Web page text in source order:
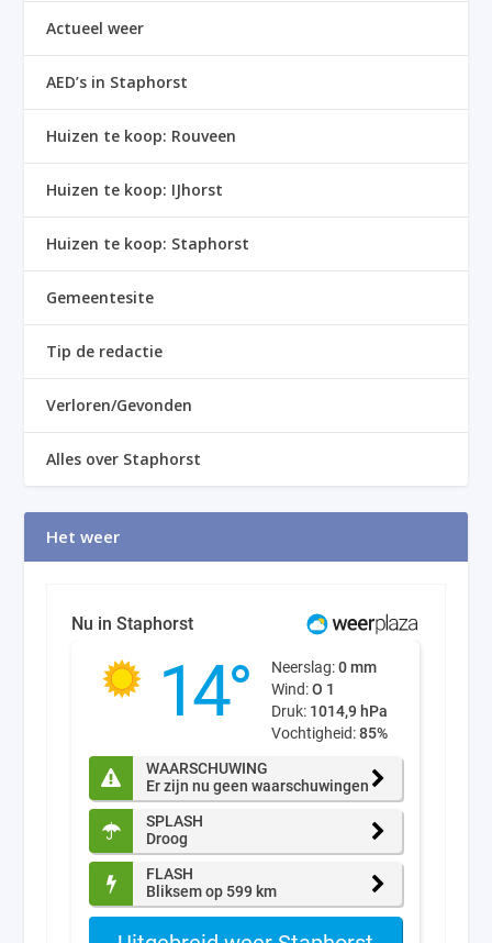
Actueel weer
AED’s in Staphorst
Huizen te koop: Rouveen
Huizen te koop: IJhorst
Huizen te koop: Staphorst
Gemeentesite
Tip de redactie
Verloren/Gevonden
Alles over Staphorst
Het weer